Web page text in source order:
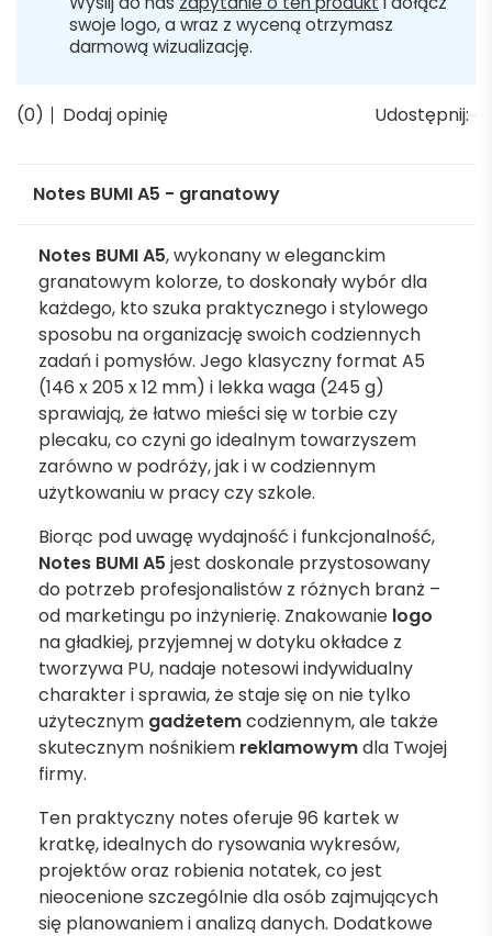
swoje logo, a wraz z wyceną otrzymasz
darmową wizualizację.
(0) Dodaj opinię Udostępnij:
Notes BUMI A5 - granatowy
Notes BUMI A5, wykonany w eleganckim
granatowym kolorze, to doskonały wybór dla
każdego, kto szuka praktycznego i stylowego
sposobu na organizację swoich codziennych
zadań i pomysłów. Jego klasyczny format A5
(146 x 205 x 12 mm) i lekka waga (245 g)
sprawiają, że łatwo mieści się w torbie czy
plecaku, co czyni go idealnym towarzyszem
zarówno w podróży, jak i w codziennym
użytkowaniu w pracy czy szkole.
Biorąc pod uwagę wydajność i funkcjonalność,
Notes BUMI A5 jest doskonale przystosowany
do potrzeb profesjonalistów z różnych branż –
od marketingu po inżynierię. Znakowanie logo
na gładkiej, przyjemnej w dotyku okładce z
tworzywa PU, nadaje notesowi indywidualny
charakter i sprawia, że staje się on nie tylko
użytecznym gadżetemcodziennym, ale także
skutecznym nośnikiem reklamowymdla Twojej
firmy.
Ten praktyczny notes oferuje 96 kartek w
kratkę, idealnych do rysowania wykresów,
projektów oraz robienia notatek, co jest
nieocenione szczególnie dla osób zajmujących
się planowaniem i analizą danych. Dodatkowe